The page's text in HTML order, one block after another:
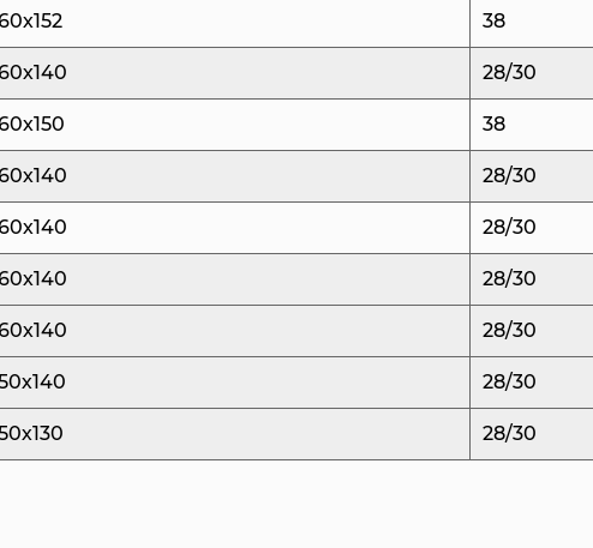
является
горячими
чистый и точный
улучшая общее
Мы понимаем
материалов в
горячеканальной
изготовлена ​​из
S136 и Germany
коррозионной
форма
Конструкция
38
28/30
38
28/30
28/30
28/30
28/30
28/30
28/30